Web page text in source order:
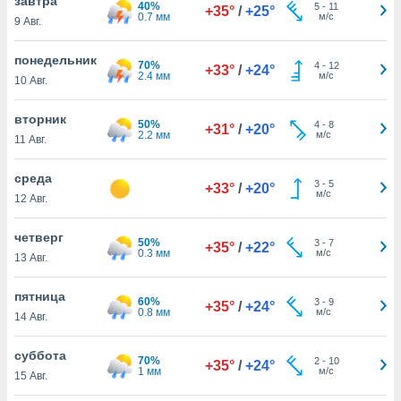
действия
на веб-
основе.
нашей
cookie
в
ВЫ
9 Авг.
40%
0.7 мм
+35° / +25° 5- 11
м/с
понедельник
10 Авг.
70%
2.4 мм
+33° / +24° 4- 12
м/с
вторник
11 Авг.
50%
2.2 мм
+31° / +20° 4- 8
м/с
среда
12 Авг.
+33° / +20° 3- 5
м/с
четверг
13 Авг.
50%
0.3 мм
+35° / +22° 3- 7
м/с
пятница
14 Авг.
60%
0.8 мм
+35° / +24° 3- 9
м/с
суббота
15 Авг.
70%
1 мм
+35° / +24° 2- 10
м/с